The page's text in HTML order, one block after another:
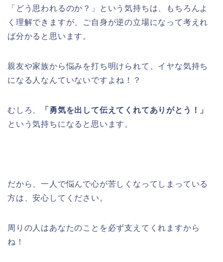
「どう思われるのか？」という気持ちは、もちろんよ
く理解できますが、ご自身が逆の立場になって考えれ
ば分かると思います。
親友や家族から悩みを打ち明けられて、イヤな気持ち
になる人なんていないですよね！？
むしろ、
「勇気を出して伝えてくれてありがとう！」
という気持ちになると思います。
だから、一人で悩んで心が苦しくなってしまっている
方は、安心してください。
周りの人はあなたのことを必ず支えてくれますから
ね！